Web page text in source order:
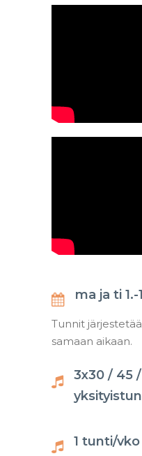
ma ja ti
Tunnit
samaan aikaan.
3x30 / 45
1 tunti/